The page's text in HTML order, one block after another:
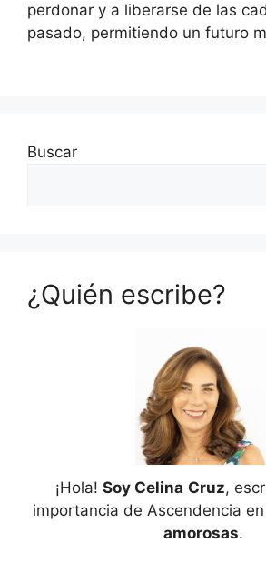
perdonar y a liberarse de las
pasado, permitiendo un futuro
Buscar
¿Quién escribe?
¡Hola! Soy Celina Cruz,
importancia de Ascendencia
amorosas.